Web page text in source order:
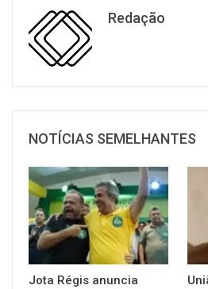
Redação
NOTÍCIAS SEMELHANTES
Jota Régis anuncia